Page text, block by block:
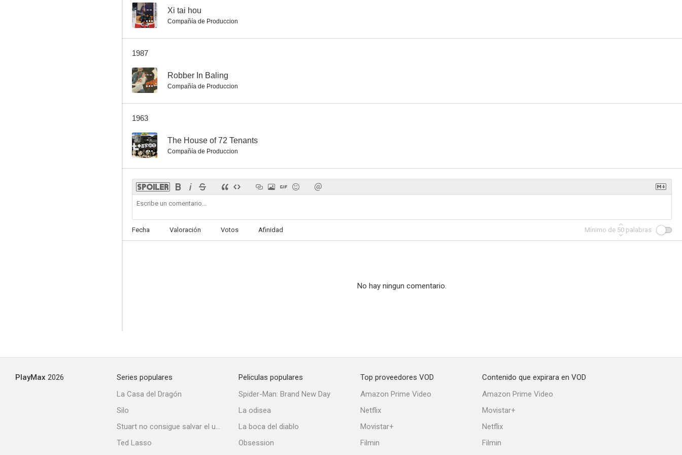
-- Xi tai hou
Compañía de Produccion
1987
-- Robber In Baling
Compañía de Produccion
1963
-- The House of 72 Tenants
Compañía de Produccion
Fecha Valoración Votos Afinidad Mínimo de 50 palabras
No hay ningun comentario.
PlayMax 2026
Series populares
La Casa del Dragón
Silo
Stuart no consigue salvar el universo
Ted Lasso
Peliculas populares
Spider-Man: Brand New Day
La odisea
La boca del diablo
Obsession
Top proveedores VOD
Amazon Prime Video
Netflix
Movistar+
Filmin
Contenido que expirara en VOD
Amazon Prime Video
Movistar+
Netflix
Filmin